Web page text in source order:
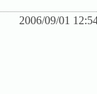
2006/09/01